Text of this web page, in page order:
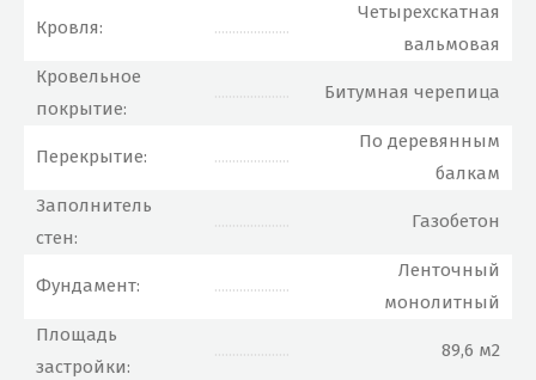
Кровля: .....................
Четырехскатная
вальмовая
Кровельное
покрытие:
Битумная черепица
Перекрытие: .....................
По деревянным
балкам
Заполнитель
стен:
Газобетон
Фундамент: .....................
Ленточный
монолитный
Площадь
застройки:
89,6 м2